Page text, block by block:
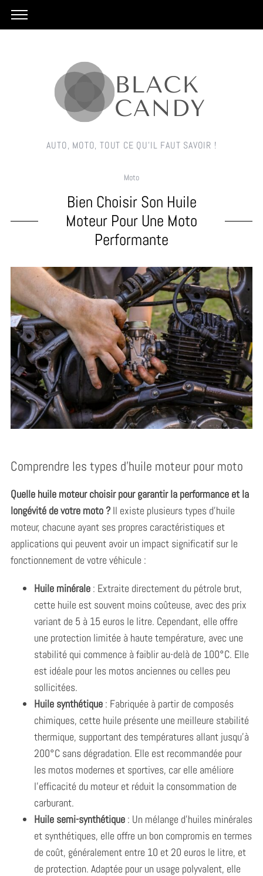
AUTO, MOTO, TOUT CE QU'IL FAUT SAVOIR !
Moto
Bien Choisir Son Huile
Moteur Pour Une Moto
Performante
Comprendre les types d’huile moteur pour moto
Quelle huile moteur choisir pour garantir la performance et la
longévité de votre moto ?Il existe plusieurs types d’huile
moteur, chacune ayant ses propres caractéristiques et
applications qui peuvent avoir un impact significatif sur le
fonctionnement de votre véhicule :
Huile minérale: Extraite directement du pétrole brut,
cette huile est souvent moins coûteuse, avec des prix
variant de 5 à 15 euros le litre. Cependant, elle offre
une protection limitée à haute température, avec une
stabilité qui commence à faiblir au-delà de 100°C. Elle
est idéale pour les motos anciennes ou celles peu
sollicitées.
Huile synthétique: Fabriquée à partir de composés
chimiques, cette huile présente une meilleure stabilité
thermique, supportant des températures allant jusqu’à
200°C sans dégradation. Elle est recommandée pour
les motos modernes et sportives, car elle améliore
l’efficacité du moteur et réduit la consommation de
carburant.
Huile semi-synthétique: Un mélange d’huiles minérales
et synthétiques, elle offre un bon compromis en termes
de coût, généralement entre 10 et 20 euros le litre, et
de protection. Adaptée pour un usage polyvalent, elle